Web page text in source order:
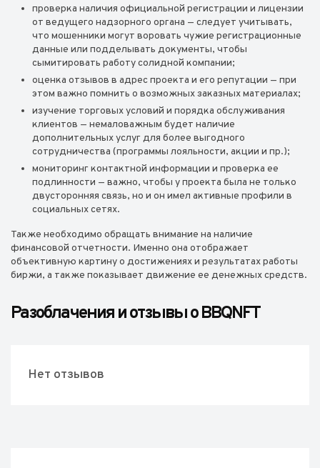
проверка наличия официальной регистрации и лицензии
от ведущего надзорного органа — следует учитывать,
что мошенники могут воровать чужие регистрационные
данные или подделывать документы, чтобы
сымитировать работу солидной компании;
оценка отзывов в адрес проекта и его репутации — при
этом важно помнить о возможных заказных материалах;
изучение торговых условий и порядка обслуживания
клиентов — немаловажным будет наличие
дополнительных услуг для более выгодного
сотрудничества (программы лояльности, акции и пр.);
мониторинг контактной информации и проверка ее
подлинности — важно, чтобы у проекта была не только
двусторонняя связь, но и он имел активные профили в
социальных сетях.
Также необходимо обращать внимание на наличие
финансовой отчетности. Именно она отображает
объективную картину о достижениях и результатах работы
биржи, а также показывает движение ее денежных средств.
Разоблачения и отзывы о BBQNFT
Нет отзывов